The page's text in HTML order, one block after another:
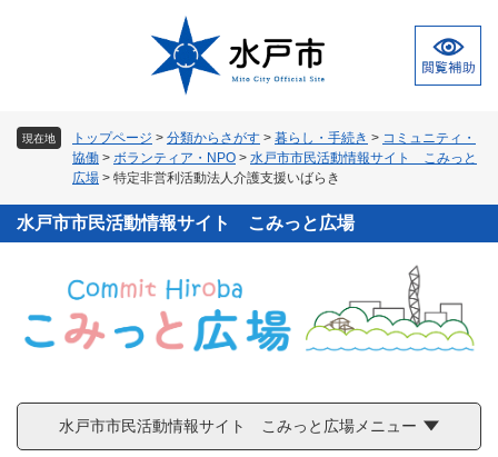
文
現在地 トップページ > 分類からさがす > 暮らし・手続き > コミュニティ・
協働 > ボランティア・NPO > 水戸市市民活動情報サイト こみっと
広場 > 特定非営利活動法人介護支援いばらき
水戸市市民活動情報サイト こみっと広場
水戸市市民活動情報サイト こみっと広場メニュー